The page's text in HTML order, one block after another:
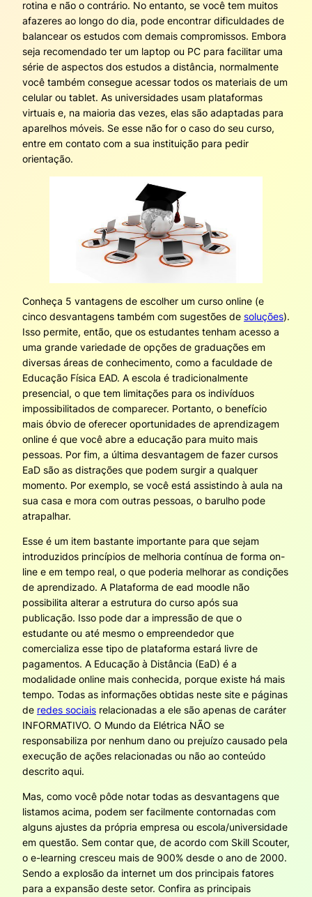
rotina e não o contrário. No entanto, se você tem muitos
afazeres ao longo do dia, pode encontrar dificuldades de
balancear os estudos com demais compromissos. Embora
seja recomendado ter um laptop ou PC para facilitar uma
série de aspectos dos estudos a distância, normalmente
você também consegue acessar todos os materiais de um
celular ou tablet. As universidades usam plataformas
virtuais e, na maioria das vezes, elas são adaptadas para
aparelhos móveis. Se esse não for o caso do seu curso,
entre em contato com a sua instituição para pedir
orientação.
Conheça 5 vantagens de escolher um curso online (e
cinco desvantagens também com sugestões de soluções).
Isso permite, então, que os estudantes tenham acesso a
uma grande variedade de opções de graduações em
diversas áreas de conhecimento, como a faculdade de
Educação Física EAD. A escola é tradicionalmente
presencial, o que tem limitações para os indivíduos
impossibilitados de comparecer. Portanto, o benefício
mais óbvio de oferecer oportunidades de aprendizagem
online é que você abre a educação para muito mais
pessoas. Por fim, a última desvantagem de fazer cursos
EaD são as distrações que podem surgir a qualquer
momento. Por exemplo, se você está assistindo à aula na
sua casa e mora com outras pessoas, o barulho pode
atrapalhar.
Esse é um item bastante importante para que sejam
introduzidos princípios de melhoria contínua de forma on-
line e em tempo real, o que poderia melhorar as condições
de aprendizado. A Plataforma de ead moodle não
possibilita alterar a estrutura do curso após sua
publicação. Isso pode dar a impressão de que o
estudante ou até mesmo o empreendedor que
comercializa esse tipo de plataforma estará livre de
pagamentos. A Educação à Distância (EaD) é a
modalidade online mais conhecida, porque existe há mais
tempo. Todas as informações obtidas neste site e páginas
de redes sociais relacionadas a ele são apenas de caráter
INFORMATIVO. O Mundo da Elétrica NÃO se
responsabiliza por nenhum dano ou prejuízo causado pela
execução de ações relacionadas ou não ao conteúdo
descrito aqui.
Mas, como você pôde notar todas as desvantagens que
listamos acima, podem ser facilmente contornadas com
alguns ajustes da própria empresa ou escola/universidade
em questão. Sem contar que, de acordo com Skill Scouter,
o e-learning cresceu mais de 900% desde o ano de 2000.
Sendo a explosão da internet um dos principais fatores
para a expansão deste setor. Confira as principais